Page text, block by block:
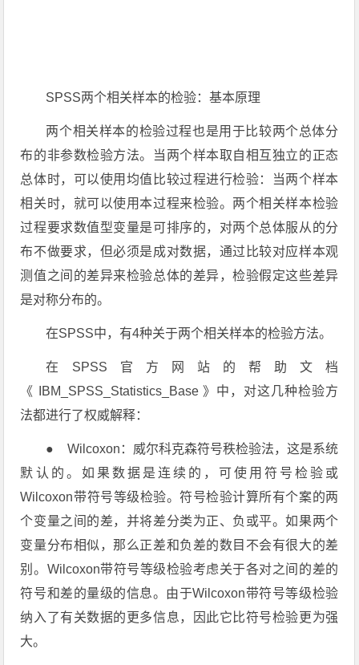
SPSS两个相关样本的检验：基本原理
两个相关样本的检验过程也是用于比较两个总体分
布的非参数检验方法。当两个样本取自相互独立的正态
总体时，可以使用均值比较过程进行检验：当两个样本
相关时，就可以使用本过程来检验。两个相关样本检验
过程要求数值型变量是可排序的，对两个总体服从的分
布不做要求，但必须是成对数据，通过比较对应样本观
测值之间的差异来检验总体的差异，检验假定这些差异
是对称分布的。
在SPSS中，有4种关于两个相关样本的检验方法。
在SPSS官方网站的帮助文档
《
IBM_SPSS_Statistics_Base 》中，对这几种检验方
法都进行了权威解释：
● Wilcoxon：威尔科克森符号秩检验法，这是系统
默认的。如果数据是连续的，可使用符号检验或
Wilcoxon带符号等级检验。符号检验计算所有个案的两
个变量之间的差，并将差分类为正、负或平。如果两个
变量分布相似，那么正差和负差的数目不会有很大的差
别。Wilcoxon带符号等级检验考虑关于各对之间的差的
符号和差的量级的信息。由于Wilcoxon带符号等级检验
纳入了有关数据的更多信息，因此它比符号检验更为强
大。